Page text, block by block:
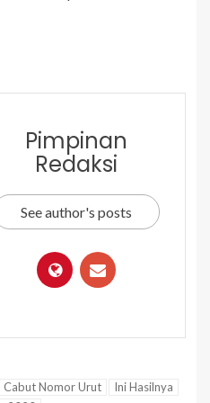
Pimpinan
Redaksi
See author's posts
Cabut Nomor Urut
Ini Hasilnya